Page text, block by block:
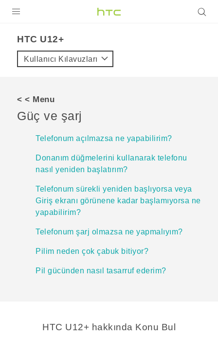
VIVE
VIVERSE
DESTEK
HTC U12+‎
Kullanıcı Kılavuzları
< < Menu
Güç ve şarj
Telefonum açılmazsa ne yapabilirim?
Donanım düğmelerini kullanarak telefonu
nasıl yeniden başlatırım?
Telefonum sürekli yeniden başlıyorsa veya
Giriş ekranı görünene kadar başlamıyorsa ne
yapabilirim?
Telefonum şarj olmazsa ne yapmalıyım?
Pilim neden çok çabuk bitiyor?
Pil gücünden nasıl tasarruf ederim?
HTC U12+ hakkında Konu Bul